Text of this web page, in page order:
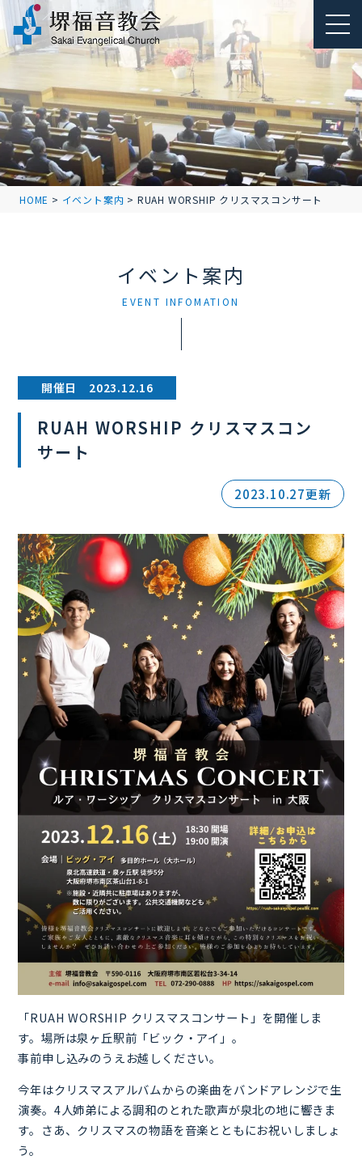
HOME > イベント案内 > RUAH WORSHIP クリスマスコンサート
イベント案内
EVENT INFOMATION
開催日 2023.12.16
RUAH WORSHIP クリスマスコン
サート
2023.10.27更新
「RUAH WORSHIP クリスマスコンサート」を開催しま
す。場所は泉ヶ丘駅前「ビック・アイ」。
事前申し込みのうえお越しください。
今年はクリスマスアルバムからの楽曲をバンドアレンジで生
演奏。4人姉弟による調和のとれた歌声が泉北の地に響きま
す。さあ、クリスマスの物語を音楽とともにお祝いしましょ
う。